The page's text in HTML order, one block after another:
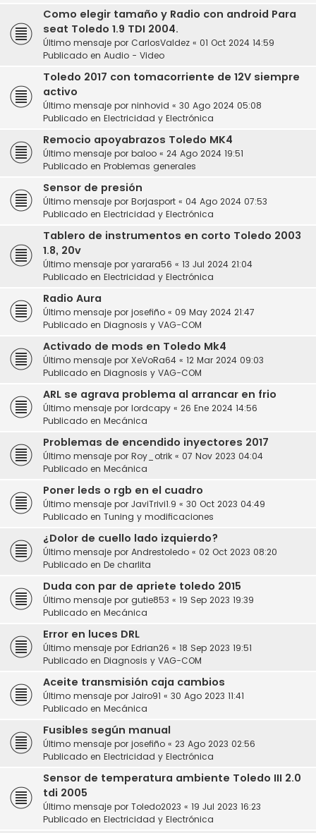
Como elegir tamaño y Radio con android Para
seat Toledo 1.9 TDI 2004.
Último mensaje por CarlosValdez « 01 Oct 2024 14:59
Publicado en Audio - Video
Toledo 2017 con tomacorriente de 12V siempre
activo
Último mensaje por ninhovid « 30 Ago 2024 05:08
Publicado en Electricidad y Electrónica
Remocio apoyabrazos Toledo MK4
Último mensaje por baloo « 24 Ago 2024 19:51
Publicado en Problemas generales
Sensor de presión
Último mensaje por Borjasport « 04 Ago 2024 07:53
Publicado en Electricidad y Electrónica
Tablero de instrumentos en corto Toledo 2003
1.8, 20v
Último mensaje por yarara56 « 13 Jul 2024 21:04
Publicado en Electricidad y Electrónica
Radio Aura
Último mensaje por josefiño « 09 May 2024 21:47
Publicado en Diagnosis y VAG-COM
Activado de mods en Toledo Mk4
Último mensaje por XeVoRa64 « 12 Mar 2024 09:03
Publicado en Diagnosis y VAG-COM
ARL se agrava problema al arrancar en frio
Último mensaje por lordcapy « 26 Ene 2024 14:56
Publicado en Mecánica
Problemas de encendido inyectores 2017
Último mensaje por Roy_otrik « 07 Nov 2023 04:04
Publicado en Mecánica
Poner leds o rgb en el cuadro
Último mensaje por JaviTrivi1.9 « 30 Oct 2023 04:49
Publicado en Tuning y modificaciones
¿Dolor de cuello lado izquierdo?
Último mensaje por Andrestoledo « 02 Oct 2023 08:20
Publicado en De charlita
Duda con par de apriete toledo 2015
Último mensaje por gutie853 « 19 Sep 2023 19:39
Publicado en Mecánica
Error en luces DRL
Último mensaje por Edrian26 « 18 Sep 2023 19:51
Publicado en Diagnosis y VAG-COM
Aceite transmisión caja cambios
Último mensaje por Jairo91 « 30 Ago 2023 11:41
Publicado en Mecánica
Fusibles según manual
Último mensaje por josefiño « 23 Ago 2023 02:56
Publicado en Electricidad y Electrónica
Sensor de temperatura ambiente Toledo III 2.0
tdi 2005
Último mensaje por Toledo2023 « 19 Jul 2023 16:23
Publicado en Electricidad y Electrónica